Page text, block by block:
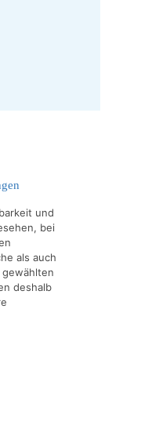
und
bei
als auch
deshalb